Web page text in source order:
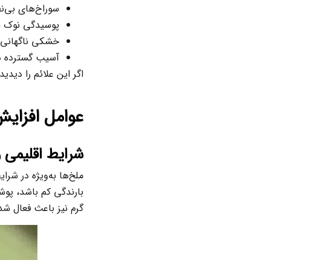
سوراخ‌های
پوسیدگی نوک
خشکی
آسیب گسترده
اگر این علائم را
عوامل
شرایط
ملخ‌ها به‌ویژه در
بارندگی کم باشد،
گرم نیز باعث فعال